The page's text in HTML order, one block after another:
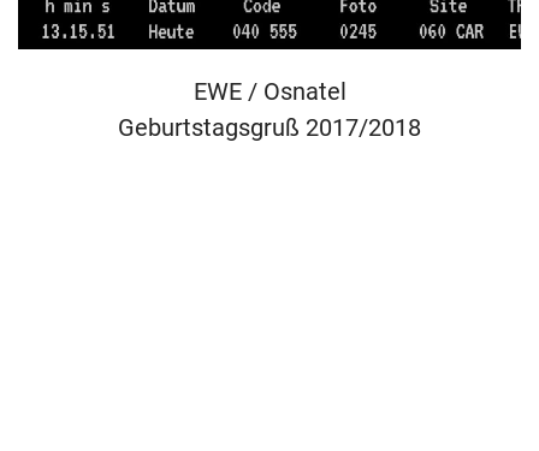
EWE / Osnatel
Geburtstagsgruß 2017/2018